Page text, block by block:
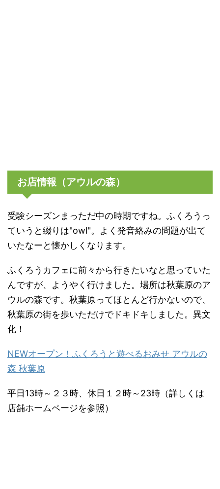
お店情報（アウルの森）
受験シーズンまっただ中の時期ですね。ふくろうっ
ていうと綴りは"owl"。よく発音絡みの問題が出て
いたなーと懐かしくなります。
ふくろうカフェに前々から行きたいなと思っていた
んですが、ようやく行けました。場所は秋葉原のア
ウルの森です。秋葉原ってほとんど行かないので、
秋葉原の街を歩いただけでドキドキしました。異文
化！
NEWオープン！ふくろうと遊べるおみせ アウルの
森 秋葉原
平日13時～２３時、休日１２時～23時（詳しくは
店舗ホームページを参照）